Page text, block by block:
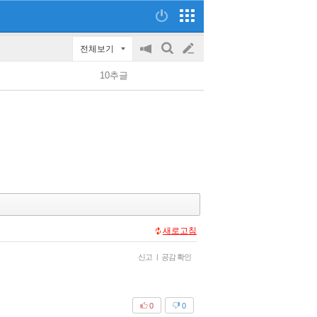
전체보기
공
on/off
검
글
쓰
10추글
새로고침
신고 | 공감 확인
0
0